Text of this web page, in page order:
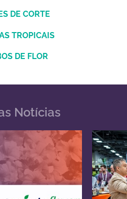
DE CORTE
TROPICAIS
DE FLOR
Notícias